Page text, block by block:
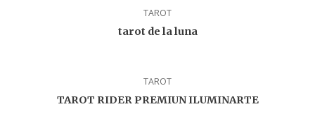
TAROT
tarot de la luna
TAROT
TAROT RIDER PREMIUN ILUMINARTE